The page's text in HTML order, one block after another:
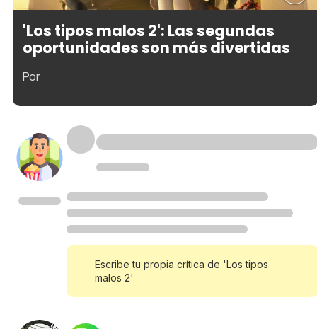
'Los tipos malos 2': Las segundas
oportunidades son más divertidas
Por
Escribe tu propia crítica de 'Los tipos
malos 2'